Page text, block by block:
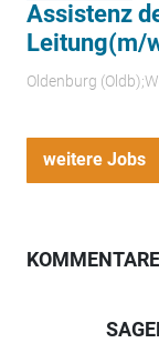
Assistenz
Leitung(m/
Oldenburg
weitere Jobs
KOMMENTARE